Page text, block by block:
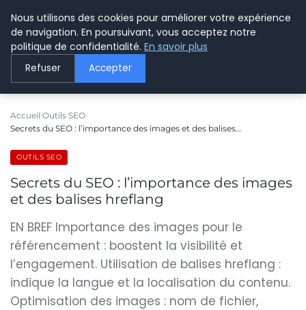
LE WEBMARKETING
Accueil Outils SEO
Secrets du SEO : l’importance des images et des balises…
OUTILS SEO
Secrets du SEO : l’importance des images
et des balises hreflang
EN BREF Importance des images pour le
référencement : boostent la visibilité et
l’engagement. Utilisation de balises hreflang :
indique la langue et la localisation du contenu.
Optimisation des images : nom de fichier,
Nous utilisons des cookies pour améliorer votre expérience
de navigation. En poursuivant, vous acceptez notre
politique de confidentialité. En savoir plus
Refuser Accepter